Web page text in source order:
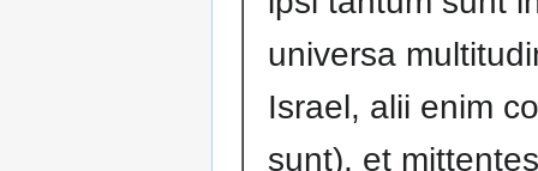
universa
Israel, alii enim
sunt), et